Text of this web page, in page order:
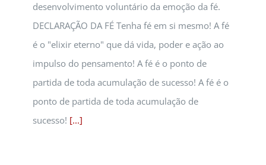
desenvolvimento voluntário da emoção da fé.
DECLARAÇÃO DA FÉ Tenha fé em si mesmo! A fé
é o "elixir eterno" que dá vida, poder e ação ao
impulso do pensamento! A fé é o ponto de
partida de toda acumulação de sucesso! A fé é o
ponto de partida de toda acumulação de
sucesso! [...]